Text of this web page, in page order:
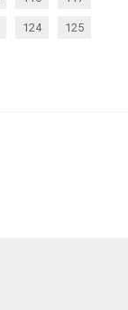
124 125